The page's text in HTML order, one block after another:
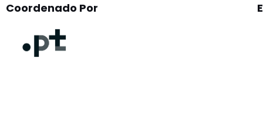
Coordenado Por